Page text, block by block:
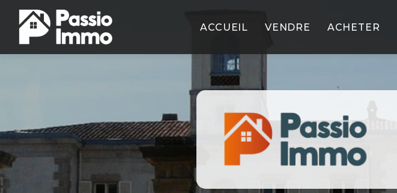
Aller
contenu
principal
ACCUEIL
VENDRE ACHETER